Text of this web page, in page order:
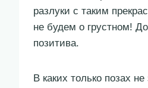
разлуки с таким
не будем о грустном!
позитива.
В каких только позах